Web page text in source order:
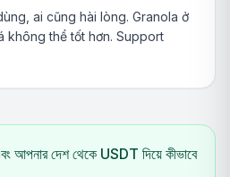
ai cũng hài lòng. Granola ở
không thể tốt hơn. Support
আপনার দেশ থেকে USDT দিয়ে কীভাবে